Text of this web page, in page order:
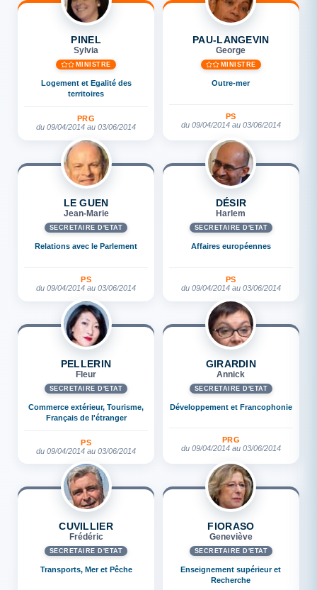
PINEL
Sylvia
MINISTRE
Logement et Egalité des
territoires
PRG
du 09/04/2014 au 03/06/2014
PAU-LANGEVIN
George
MINISTRE
Outre-mer
PS
du 09/04/2014 au 03/06/2014
LE GUEN
Jean-Marie
SECRÉTAIRE D'ETAT
Relations avec le Parlement
PS
du 09/04/2014 au 03/06/2014
DÉSIR
Harlem
SECRÉTAIRE D'ETAT
Affaires européennes
PS
du 09/04/2014 au 03/06/2014
PELLERIN
Fleur
SECRÉTAIRE D'ETAT
Commerce extérieur, Tourisme,
Français de l'étranger
PS
du 09/04/2014 au 03/06/2014
GIRARDIN
Annick
SECRÉTAIRE D'ETAT
Développement et Francophonie
PRG
du 09/04/2014 au 03/06/2014
CUVILLIER
Frédéric
SECRÉTAIRE D'ETAT
Transports, Mer et Pêche
FIORASO
Geneviève
SECRÉTAIRE D'ETAT
Enseignement supérieur et
Recherche